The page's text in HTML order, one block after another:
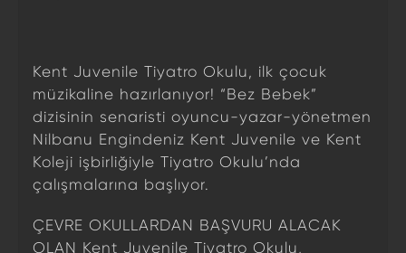
Kent Juvenile Tiyatro Okulu, ilk çocuk
müzikaline hazırlanıyor! “Bez Bebek”
dizisinin senaristi oyuncu-yazar-yönetmen
Nilbanu Engindeniz Kent Juvenile ve Kent
Koleji işbirliğiyle Tiyatro Okulu’nda
çalışmalarına başlıyor.
ÇEVRE OKULLARDAN BAŞVURU ALACAK
OLAN Kent Juvenile Tiyatro Okulu,